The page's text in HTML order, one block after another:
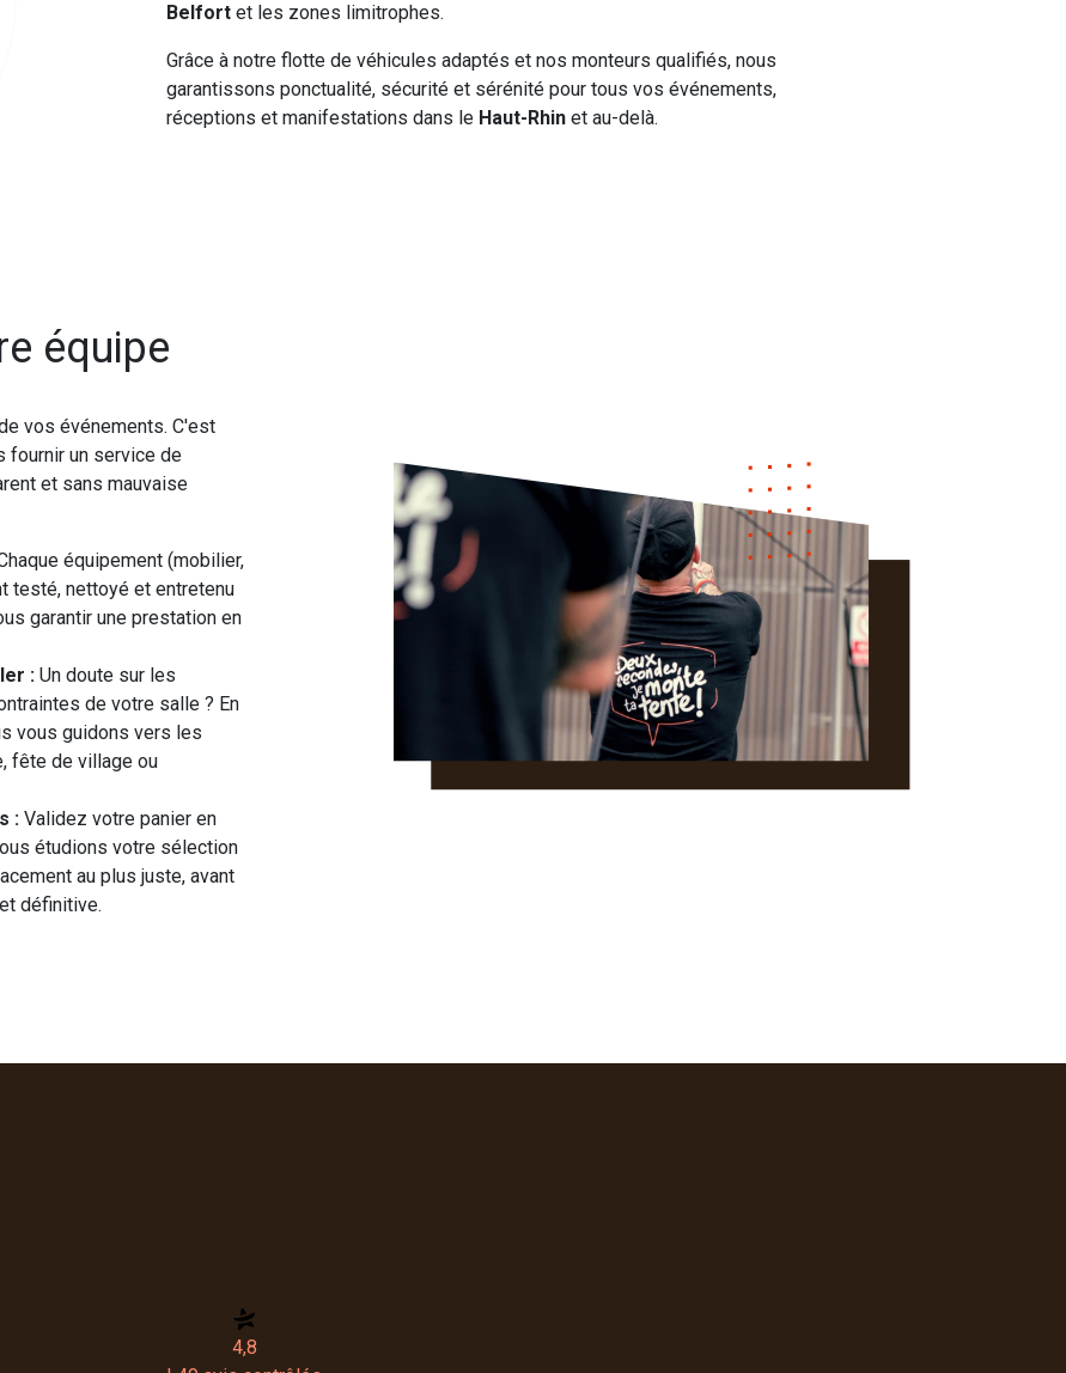
Belfort et les zones limitrophes.
Grâce à notre flotte de véhicules adaptés et nos monteurs qualifiés, nous
garantissons ponctualité, sécurité et sérénité pour tous vos événements,
réceptions et manifestations dans le Haut-Rhin et au-delà.
équipe
vos événements. C'est
fournir un service de
et sans mauvaise
équipement (mobilier,
testé, nettoyé et entretenu
garantir une prestation en
: Un doute sur les
de votre salle ? En
vous guidons vers les
fête de village ou
: Validez votre panier en
étudions votre sélection
au plus juste, avant
définitive.
4,8